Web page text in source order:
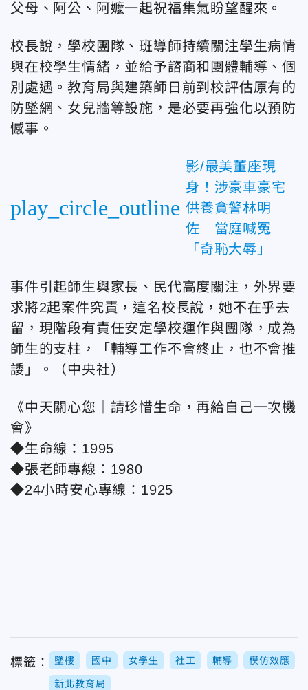
父母、阿公、阿嬤一起祝福集氣盼望醒來。
校長說，學校團隊、班導師持續關注學生病情
與在校學生情緒，並給予諮商和團體輔導、個
別處遇。教育局與建築師日前到校評估原有的
防墜網、女兒牆等設施，是必要再強化以預防
憾事。
play_circle_outline
影/最美董座現
身！涉豪車豪宅
供養貪警林明
佐 當庭喊冤
「奇恥大辱」
事件引起師生與家長、民代高度關注，外界要
求將2起案件究責，這名校長說，她不在乎去
留，現階段有責任安定學校運作與團隊，成為
師生的支柱，「輔導工作不會終止，也不會推
諉」。（中央社）
《中天關心您｜請珍惜生命，再給自己一次機
會》
◆生命線：1995
◆張老師專線：1980
◆24小時安心專線：1925
標籤： 墜樓 國中 女學生 社工 輔導 模仿效應
新北教育局